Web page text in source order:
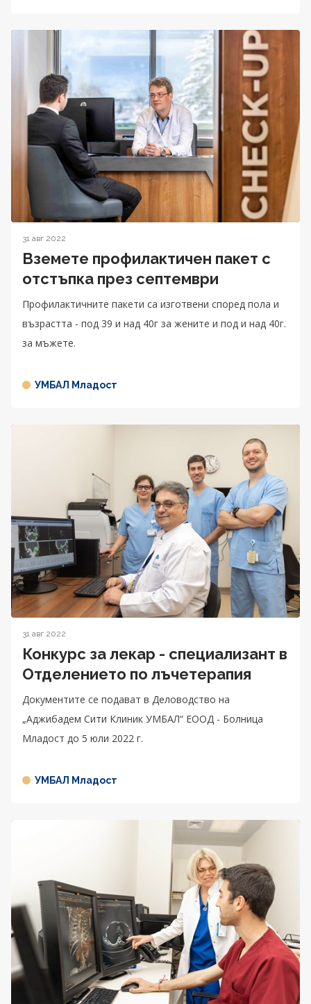
31 авг 2022
Вземете профилактичен пакет с
отстъпка през септември
Профилактичните пакети са изготвени според пола и
възрастта - под 39 и над 40г за жените и под и над 40г.
за мъжете.
УМБАЛ Младост
31 авг 2022
Конкурс за лекар - специализант в
Отделението по лъчетерапия
Документите се подават в Деловодство на
„Аджибадем Сити Клиник УМБАЛ“ ЕООД - Болница
Младост до 5 юли 2022 г.
УМБАЛ Младост